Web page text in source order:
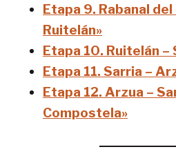
Etapa 9. Rabanal del
Ruitelán»
Etapa 10. Ruitelán –
Etapa 11. Sarria –
Etapa 12. Arzua –
Compostela»